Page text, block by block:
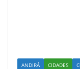
ANDIRÁ CIDADES